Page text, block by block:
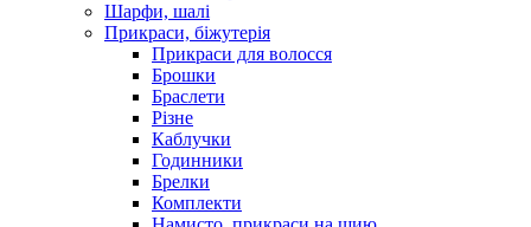
Шарфи, шалі
Прикраси, біжутерія
Прикраси для волосся
Брошки
Браслети
Різне
Каблучки
Годинники
Брелки
Комплекти